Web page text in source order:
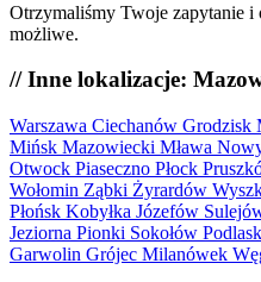
Otrzymaliśmy Twoje zapytanie
możliwe.
// Inne lokalizacje:
Warszawa Ciechanów Grodzisk
Mińsk Mazowiecki Mława
Otwock Piaseczno Płock
Wołomin Ząbki Żyrardów
Płońsk Kobyłka Józefów
Jeziorna Pionki Sokołów
Garwolin Grójec Milanówek